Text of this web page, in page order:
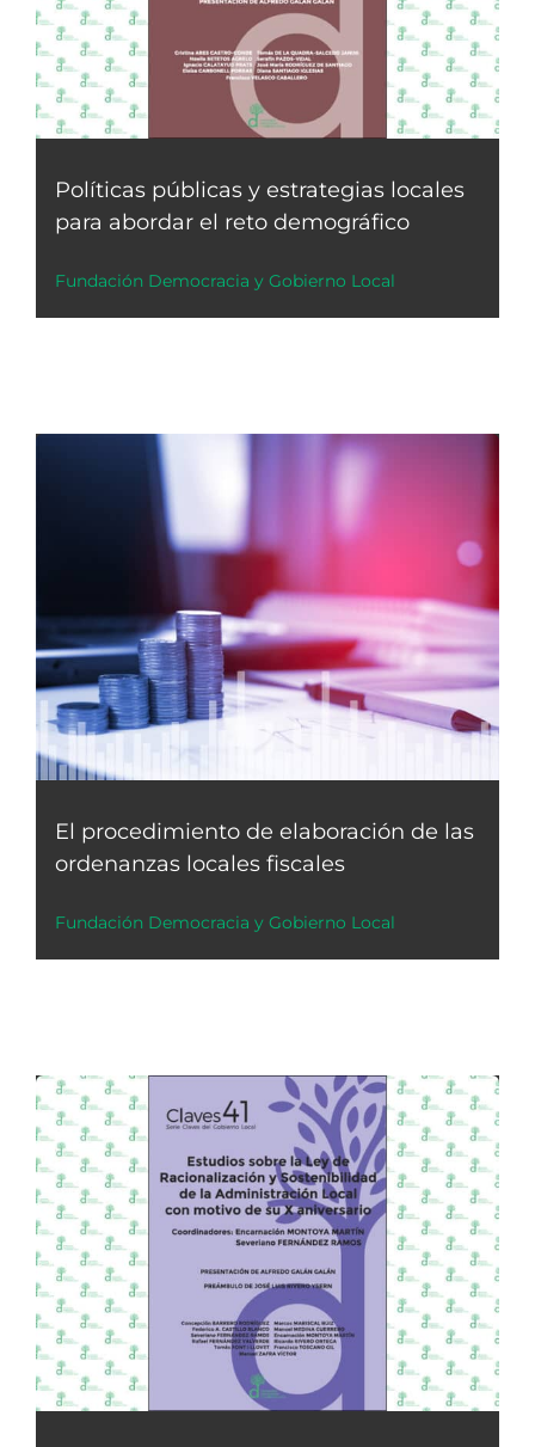
Políticas públicas y estrategias locales
para abordar el reto demográfico
Fundación Democracia y Gobierno Local
El procedimiento de elaboración de las
ordenanzas locales fiscales
Fundación Democracia y Gobierno Local